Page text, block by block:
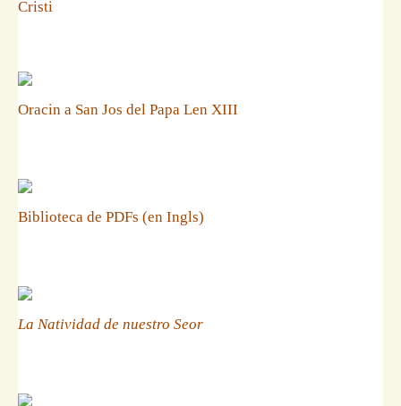
Cristi
Oracin a San Jos del Papa Len XIII
Biblioteca de PDFs (en Ingls)
La Natividad de nuestro Seor